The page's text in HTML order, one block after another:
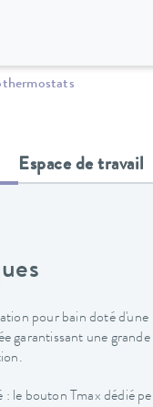
Espace de travail
pour bain doté d'une
garantissant une grande
: le bouton Tmax dédié